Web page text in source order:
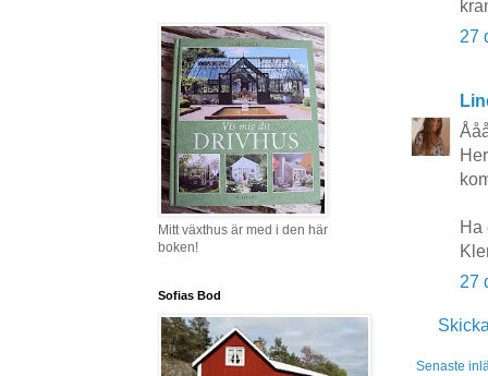
27
Ha
27
Senaste
Mitt växthus är med i den här
boken!
Sofias Bod